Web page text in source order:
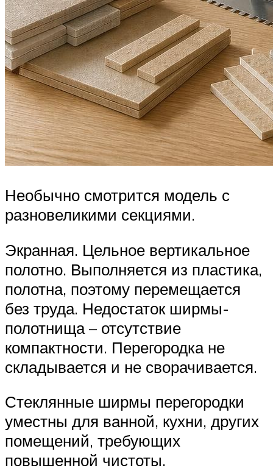
Необычно смотрится модель с
разновеликими секциями.
Экранная. Цельное вертикальное
полотно. Выполняется из пластика,
полотна, поэтому перемещается
без труда. Недостаток ширмы-
полотнища – отсутствие
компактности. Перегородка не
складывается и не сворачивается.
Стеклянные ширмы перегородки
уместны для ванной, кухни, других
помещений, требующих
повышенной чистоты.